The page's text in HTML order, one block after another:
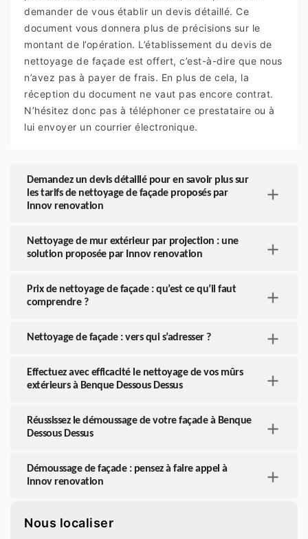
demander de vous établir un devis détaillé. Ce
document vous donnera plus de précisions sur le
montant de l’opération. L’établissement du devis de
nettoyage de façade est offert, c’est-à-dire que nous
n’avez pas à payer de frais. En plus de cela, la
réception du document ne vaut pas encore contrat.
N’hésitez donc pas à téléphoner ce prestataire ou à
lui envoyer un courrier électronique.
Demandez un devis détaillé pour en savoir plus sur
les tarifs de nettoyage de façade proposés par
Innov renovation
Nettoyage de mur extérieur par projection : une
solution proposée par Innov renovation
Prix de nettoyage de façade : qu’est ce qu’il faut
comprendre ?
Nettoyage de façade : vers qui s’adresser ?
Effectuez avec efficacité le nettoyage de vos mûrs
extérieurs à Benque Dessous Dessus
Réussissez le démoussage de votre façade à Benque
Dessous Dessus
Démoussage de façade : pensez à faire appel à
Innov renovation
Nous localiser